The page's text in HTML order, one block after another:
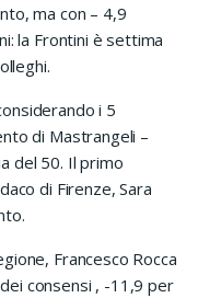
ma con – 4,9
la Frontini è settima
i 5
di Mastrangeli –
del 50. Il primo
di Firenze, Sara
Francesco Rocca
consensi , -11,9 per